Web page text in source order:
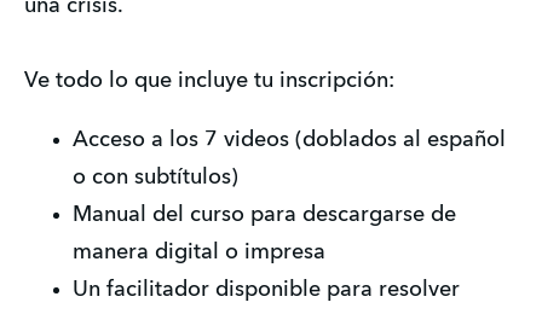
una crisis.
Ve todo lo que incluye tu inscripción:
Acceso a los 7 videos (doblados al español
o con subtítulos)
Manual del curso para descargarse de
manera digital o impresa
Un facilitador disponible para resolver